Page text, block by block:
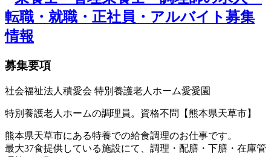
募集要項
社会福祉法人積愛会 特別養護老人ホーム愛愛園
特別養護老人ホームの調理員。資格不問【熊本県天草市】
熊本県天草市にある特養での給食調理のお仕事です。
最大37食提供している施設にて、調理・配膳・下膳・在庫管